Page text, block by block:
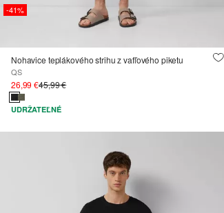
-41%
Nohavice teplákového strihu z vafľového piketu
QS
26,99 €45,99 €
UDRŽATEĽNÉ